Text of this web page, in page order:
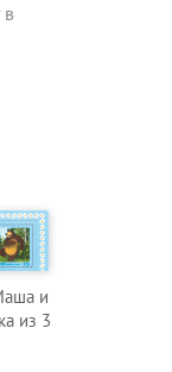
и
из 3